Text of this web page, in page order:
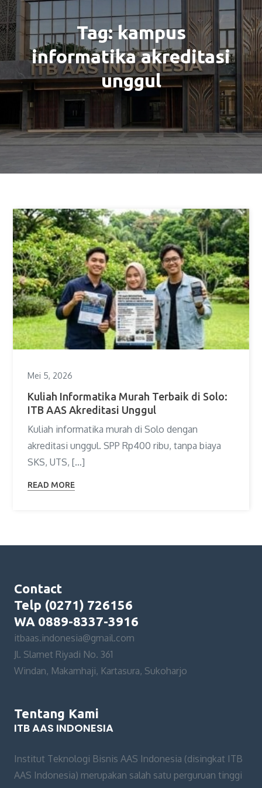
Tag:kampus
informatika akreditasi
unggul
Mei 5, 2026
Kuliah Informatika Murah Terbaik di Solo:
ITB AAS Akreditasi Unggul
Kuliah informatika murah di Solo dengan
akreditasi unggul. SPP Rp400 ribu, tanpa biaya
SKS, UTS, […]
READ MORE
Contact
Telp (0271) 726156
WA 0889-8337-3916
itbaas.indonesia@gmail.com
Jl. Slamet Riyadi No. 361
Windan, Makamhaji, Kartasura, Sukoharjo
Tentang Kami
ITB AAS INDONESIA
Institut Teknologi Bisnis AAS Indonesia (disingkat ITB
AAS Indonesia) merupakan salah satu perguruan tinggi